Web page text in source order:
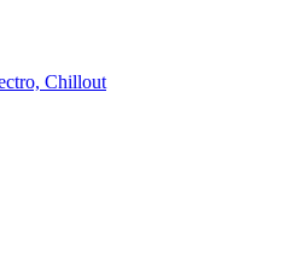
Chillout